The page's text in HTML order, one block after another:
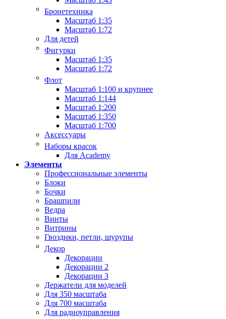
Бронетехника
Масштаб 1:35
Масштаб 1:72
Для детей
Фигурки
Масштаб 1:35
Масштаб 1:72
Флот
Масштаб 1:100 и крупнее
Масштаб 1:144
Масштаб 1:200
Масштаб 1:350
Масштаб 1:700
Аксессуары
Наборы красок
Для Academy
Элементы
Профессиональные элементы
Блоки
Бочки
Брашпили
Ведра
Винты
Витрины
Гвоздики, петли, шурупы
Декор
Декорации
Декорации 2
Декорации 3
Держатели для моделей
Для 350 масштаба
Для 700 масштаба
Для радиоуправления